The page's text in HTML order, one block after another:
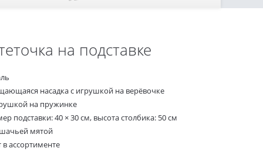
на подставке
насадка с игрушкой на верёвочке
на пружинке
подставки: 40 × 30 см, высота столбика: 50 см
мятой
в ассортименте